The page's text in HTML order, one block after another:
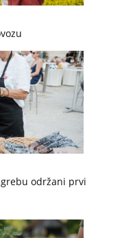
održani prvi